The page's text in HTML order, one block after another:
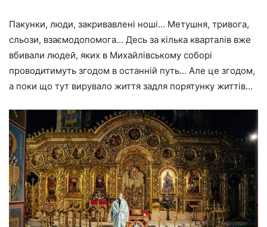
Пакунки, люди, закривавлені ноші… Метушня, тривога,
сльози, взаємодопомога… Десь за кілька кварталів вже
вбивали людей, яких в Михайлівському соборі
проводитимуть згодом в останній путь… Але це згодом,
а поки що тут вирувало життя задля порятунку життів…